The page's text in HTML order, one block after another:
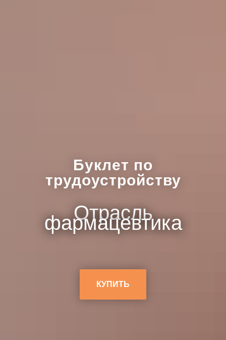
Буклет по
трудоустройству
Отрасль
фармацевтика
КУПИТЬ